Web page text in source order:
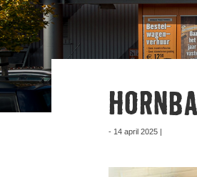
- 14 april 2025 |